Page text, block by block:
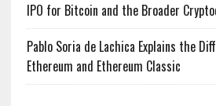
IPO for Bitcoin and the Broader
Pablo Soria de Lachica Explains the
Ethereum and Ethereum Classic